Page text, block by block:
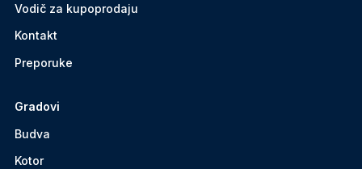
Vodič za kupoprodaju
Kontakt
Preporuke
Gradovi
Budva
Kotor